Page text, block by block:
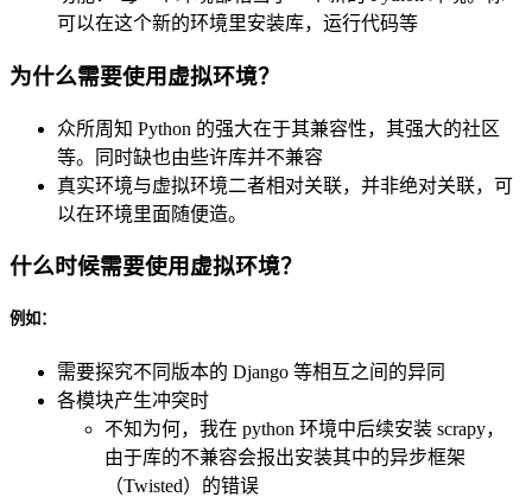
可以在这个新的环境里安装库，运行代码等
为什么需要使用虚拟环境？
众所周知 Python 的强大在于其兼容性，其强大的社区
等。同时缺也由些许库并不兼容
真实环境与虚拟环境二者相对关联，并非绝对关联，可
以在环境里面随便造。
什么时候需要使用虚拟环境？
例如：
需要探究不同版本的 Django 等相互之间的异同
各模块产生冲突时
不知为何，我在 python 环境中后续安装 scrapy，
由于库的不兼容会报出安装其中的异步框架
（Twisted）的错误